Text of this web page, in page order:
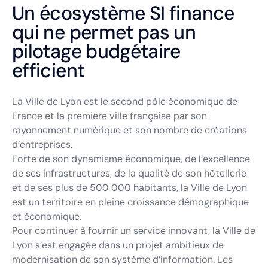
Un écosystème SI finance
qui ne permet pas un
pilotage budgétaire
efficient
La Ville de Lyon est le second pôle économique de
France et la première ville française par son
rayonnement numérique et son nombre de créations
d’entreprises.
Forte de son dynamisme économique, de l’excellence
de ses infrastructures, de la qualité de son hôtellerie
et de ses plus de 500 000 habitants, la Ville de Lyon
est un territoire en pleine croissance démographique
et économique.
Pour continuer à fournir un service innovant, la Ville de
Lyon s’est engagée dans un projet ambitieux de
modernisation de son système d’information. Les